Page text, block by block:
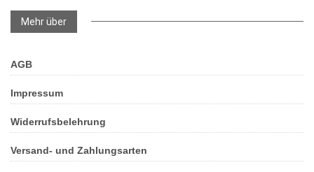
Mehr über
AGB
Impressum
Widerrufsbelehrung
Versand- und Zahlungsarten